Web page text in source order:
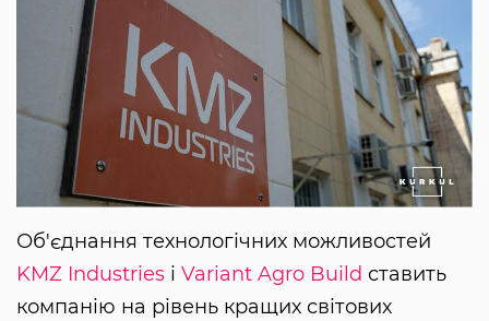
Об'єднання технологічних можливостей
KMZ Industries і Variant Agro Build ставить
компанію на рівень кращих світових